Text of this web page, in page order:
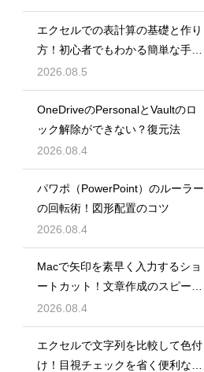
エクセルでの表計算の基礎と作り
方！初心者でもわかる簡単な手順
を紹介
2026.08.5
OneDriveのPersonalとVaultのロ
ック解除ができない？復元法
2026.08.4
パワポ（PowerPoint）のルーラー
の回転術！図形配置のコツ
2026.08.4
Macで矢印を素早く入力するショ
ートカット！文章作成のスピード
を上げる
2026.08.4
エクセルで文字列を比較して色付
け！目視チェックを省く便利な関